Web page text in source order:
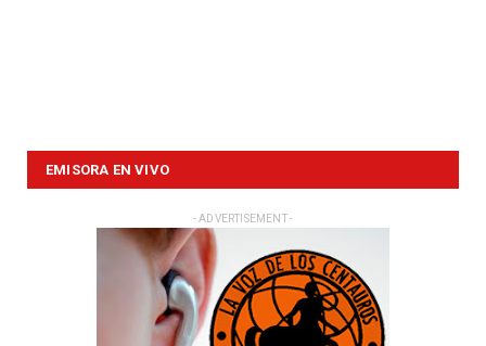
EMISORA EN VIVO
- ADVERTISEMENT -